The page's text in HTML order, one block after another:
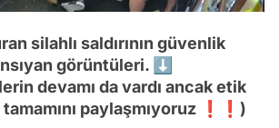
silahlı saldırının güvenlik
görüntüleri. ⬇
devamı da vardı ancak etik
paylaşmıyoruz ❗❗)